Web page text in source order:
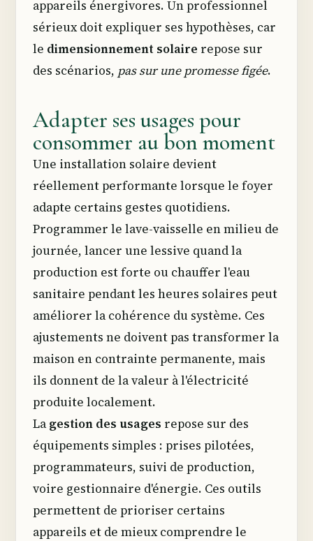
appareils énergivores. Un professionnel
sérieux doit expliquer ses hypothèses, car
le dimensionnement solaire repose sur
des scénarios, pas sur une promesse figée.
Adapter ses usages pour
consommer au bon moment
Une installation solaire devient
réellement performante lorsque le foyer
adapte certains gestes quotidiens.
Programmer le lave-vaisselle en milieu de
journée, lancer une lessive quand la
production est forte ou chauffer l'eau
sanitaire pendant les heures solaires peut
améliorer la cohérence du système. Ces
ajustements ne doivent pas transformer la
maison en contrainte permanente, mais
ils donnent de la valeur à l'électricité
produite localement.
Lagestion des usages repose sur des
équipements simples : prises pilotées,
programmateurs, suivi de production,
voire gestionnaire d'énergie. Ces outils
permettent de prioriser certains
appareils et de mieux comprendre le